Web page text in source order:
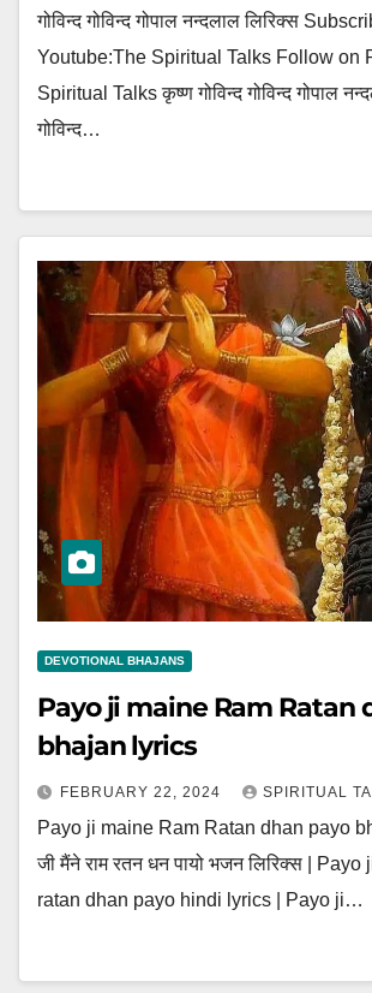
गोविन्द गोविन्द गोपाल नन्दलाल लिरिक्स
Youtube:The Spiritual Talks Follow on
Spiritual Talks कृष्ण गोविन्द गोविन्द गोपाल
गोविन्द…
DEVOTIONAL BHAJANS
Payo ji maine Ram Ratan
bhajan lyrics
FEBRUARY 22, 2024 SPIRITUAL
Payo ji maine Ram Ratan dhan payo
जी मैंने राम रतन धन पायो भजन लिरिक्स |
ratan dhan payo hindi lyrics | Payo ji…